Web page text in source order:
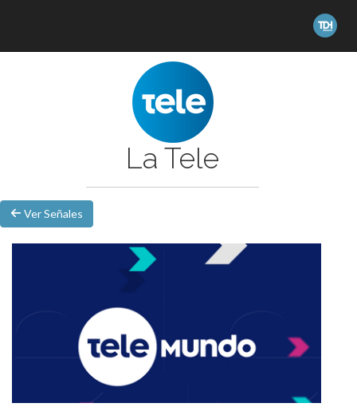
La Tele
Ver Señales